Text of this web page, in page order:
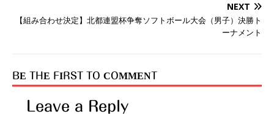
o
o
NEXT
【組み合わせ決定】北都連盟杯争奪ソフトボール大会（男子）決勝ト
ーナメント
BE THE FIRST TO COMMENT
Leave a Reply